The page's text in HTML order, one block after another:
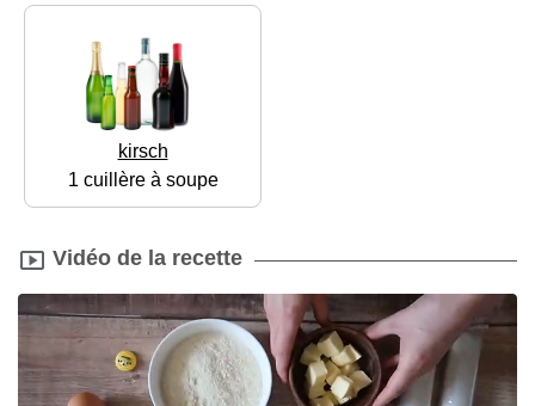
kirsch
1 cuillère à soupe
Vidéo de la recette